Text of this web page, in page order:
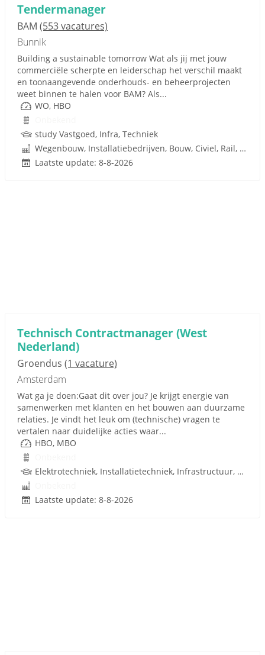
Tendermanager
BAM (553 vacatures)
Bunnik
Building a sustainable tomorrow Wat als jij met jouw
commerciële scherpte en leiderschap het verschil maakt
en toonaangevende onderhouds- en beheerprojecten
weet binnen te halen voor BAM? Als...
WO, HBO
study Vastgoed, Infra, Techniek
Wegenbouw, Installatiebedrijven, Bouw, Civiel, Rail, Infrastructuren
Laatste update: 8-8-2026
Technisch Contractmanager (West
Nederland)
Groendus (1 vacature)
Amsterdam
Wat ga je doen:Gaat dit over jou? Je krijgt energie van
samenwerken met klanten en het bouwen aan duurzame
relaties. Je vindt het leuk om (technische) vragen te
vertalen naar duidelijke acties waar...
HBO, MBO
Elektrotechniek, Installatietechniek, Infrastructuur, Techniek
Laatste update: 8-8-2026